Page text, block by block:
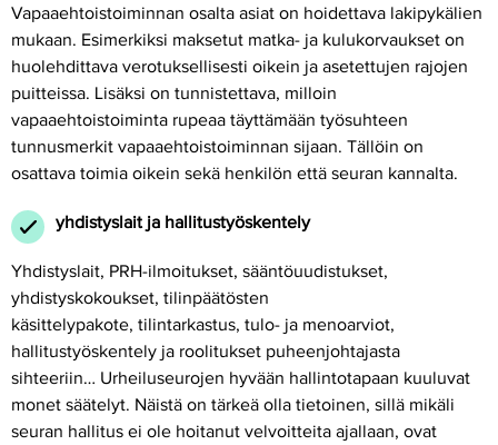
Vapaaehtoistoiminnan osalta asiat on hoidettava lakipykälien
mukaan. Esimerkiksi maksetut matka- ja kulukorvaukset on
huolehdittava verotuksellisesti oikein ja asetettujen rajojen
puitteissa. Lisäksi on tunnistettava, milloin
vapaaehtoistoiminta rupeaa täyttämään työsuhteen
tunnusmerkit vapaaehtoistoiminnan sijaan. Tällöin on
osattava toimia oikein sekä henkilön että seuran kannalta.
yhdistyslait ja hallitustyöskentely
Yhdistyslait, PRH-ilmoitukset, sääntöuudistukset,
yhdistyskokoukset, tilinpäätösten
käsittelypakote, tilintarkastus, tulo- ja menoarviot,
hallitustyöskentely ja roolitukset puheenjohtajasta
sihteeriin… Urheiluseurojen hyvään hallintotapaan kuuluvat
monet säätelyt. Näistä on tärkeä olla tietoinen, sillä mikäli
seuran hallitus ei ole hoitanut velvoitteita ajallaan, ovat